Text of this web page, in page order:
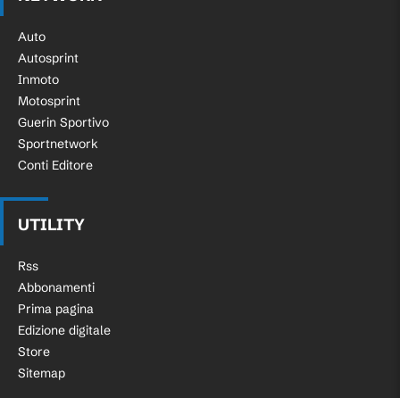
Auto
Autosprint
Inmoto
Motosprint
Guerin Sportivo
Sportnetwork
Conti Editore
UTILITY
Rss
Abbonamenti
Prima pagina
Edizione digitale
Store
Sitemap